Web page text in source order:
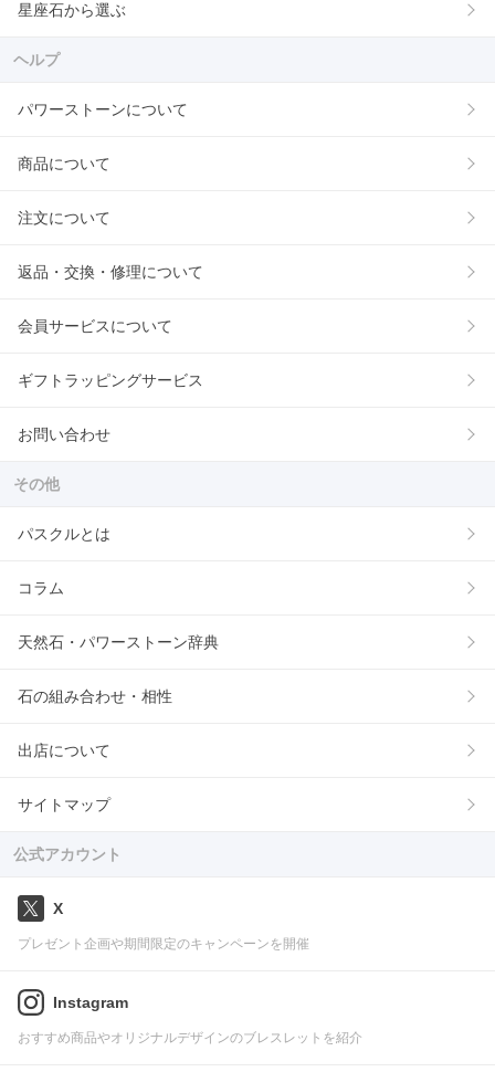
星座石から選ぶ
ヘルプ
パワーストーンについて
商品について
注文について
返品・交換・修理について
会員サービスについて
ギフトラッピングサービス
お問い合わせ
その他
パスクルとは
コラム
天然石・パワーストーン辞典
石の組み合わせ・相性
出店について
サイトマップ
公式アカウント
X
プレゼント企画や期間限定のキャンペーンを開催
Instagram
おすすめ商品やオリジナルデザインのブレスレットを紹介